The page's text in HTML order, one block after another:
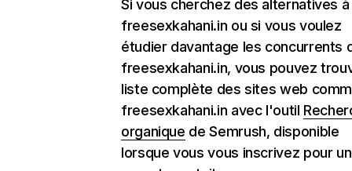
Si vous cherchez des alternatives à
freesexkahani.in ou si vous voulez
étudier davantage les concurrents
freesexkahani.in, vous pouvez
liste complète des sites web
freesexkahani.in avec l'outil
organique de Semrush, disponible
lorsque vous vous inscrivez pour un